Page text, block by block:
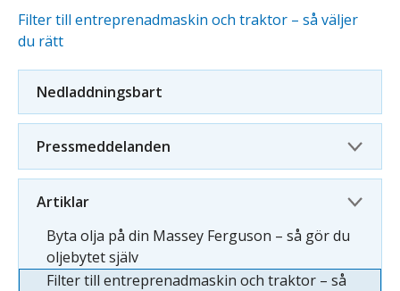
Filter till entreprenadmaskin och traktor – så väljer
du rätt
Nedladdningsbart
Pressmeddelanden
Artiklar
Byta olja på din Massey Ferguson – så gör du
oljebytet själv
Filter till entreprenadmaskin och traktor – så